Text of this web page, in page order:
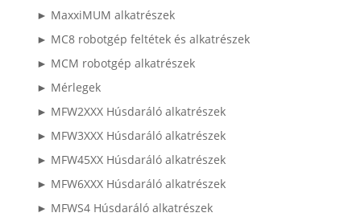
► MaxxiMUM alkatrészek
► MC8 robotgép feltétek és alkatrészek
► MCM robotgép alkatrészek
► Mérlegek
► MFW2XXX Húsdaráló alkatrészek
► MFW3XXX Húsdaráló alkatrészek
► MFW45XX Húsdaráló alkatrészek
► MFW6XXX Húsdaráló alkatrészek
► MFWS4 Húsdaráló alkatrészek